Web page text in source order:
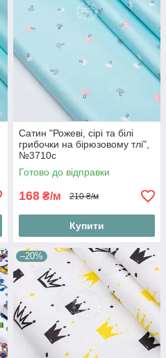
Сатин "Рожеві, сірі та білі
грибочки на бірюзовому тлі",
№3710с
Готово до відправки
168 ₴/м 210 ₴/м
Купити
–20%